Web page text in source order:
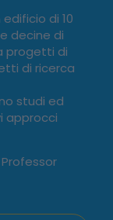
di 10
decine di
progetti di
di ricerca
studi ed
approcci